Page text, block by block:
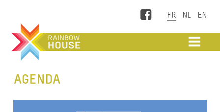
Facebook
AGENDA